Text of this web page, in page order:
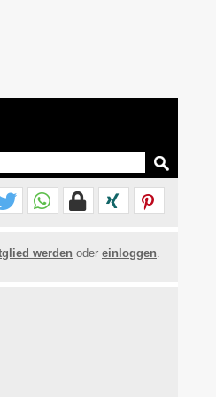
werden oder einloggen.